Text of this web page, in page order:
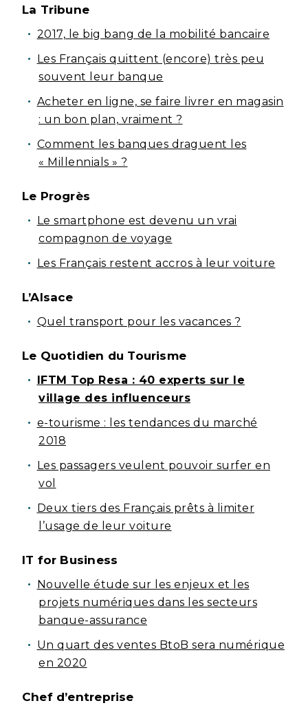
La Tribune
2017, le big bang de la mobilité bancaire
Les Français quittent (encore) très peu
souvent leur banque
Acheter en ligne, se faire livrer en magasin
: un bon plan, vraiment ?
Comment les banques draguent les
« Millennials » ?
Le Progrès
Le smartphone est devenu un vrai
compagnon de voyage
Les Français restent accros à leur voiture
L’Alsace
Quel transport pour les vacances ?
Le Quotidien du Tourisme
IFTM Top Resa : 40 experts sur le
village des influenceurs
e-tourisme : les tendances du marché
2018
Les passagers veulent pouvoir surfer en
vol
Deux tiers des Français prêts à limiter
l’usage de leur voiture
IT for Business
Nouvelle étude sur les enjeux et les
projets numériques dans les secteurs
banque-assurance
Un quart des ventes BtoB sera numérique
en 2020
Chef d’entreprise